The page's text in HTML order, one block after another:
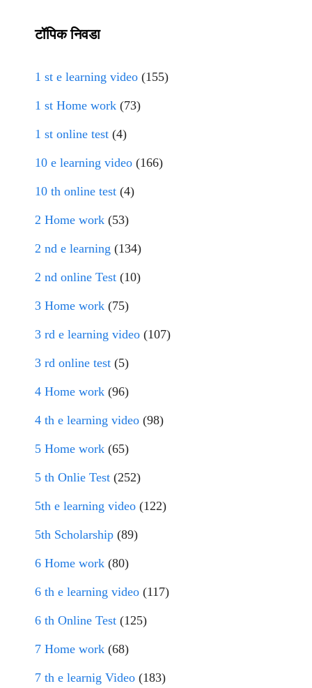
टॉपिक निवडा
1 st e learning video (155)
1 st Home work (73)
1 st online test (4)
10 e learning video (166)
10 th online test (4)
2 Home work (53)
2 nd e learning (134)
2 nd online Test (10)
3 Home work (75)
3 rd e learning video (107)
3 rd online test (5)
4 Home work (96)
4 th e learning video (98)
5 Home work (65)
5 th Onlie Test (252)
5th e learning video (122)
5th Scholarship (89)
6 Home work (80)
6 th e learning video (117)
6 th Online Test (125)
7 Home work (68)
7 th e learnig Video (183)